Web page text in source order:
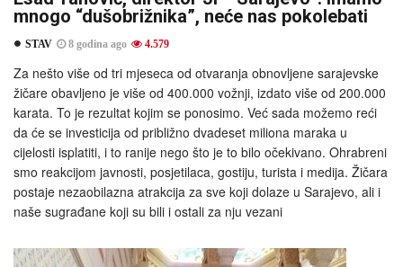
mnogo “dušobrižnika”, neće nas pokolebati
STAV 8 godina ago 4.579
Za nešto više od tri mjeseca od otvaranja obnovljene sarajevske
žičare obavljeno je više od 400.000 vožnji, izdato više od 200.000
karata. To je rezultat kojim se ponosimo. Već sada možemo reći
da će se investicija od približno dvadeset miliona maraka u
cijelosti isplatiti, i to ranije nego što je to bilo očekivano. Ohrabreni
smo reakcijom javnosti, posjetilaca, gostiju, turista i medija. Žičara
postaje nezaobilazna atrakcija za sve koji dolaze u Sarajevo, ali i
naše sugrađane koji su bili i ostali za nju vezani